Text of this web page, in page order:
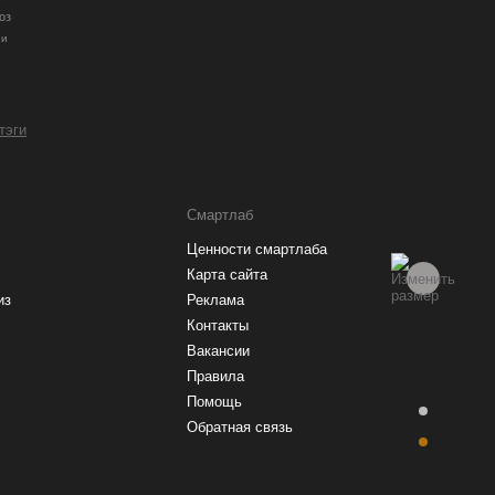
Смартлаб
Ценности смартлаба
Карта сайта
Реклама
Контакты
Вакансии
Правила
Помощь
Обратная связь